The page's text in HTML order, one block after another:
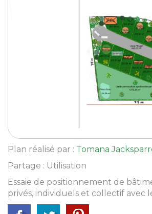
Plan réalisé par : Tomana
Partage : Utilisation
Essaie de positionnement de
privés, individuels et collectif avec